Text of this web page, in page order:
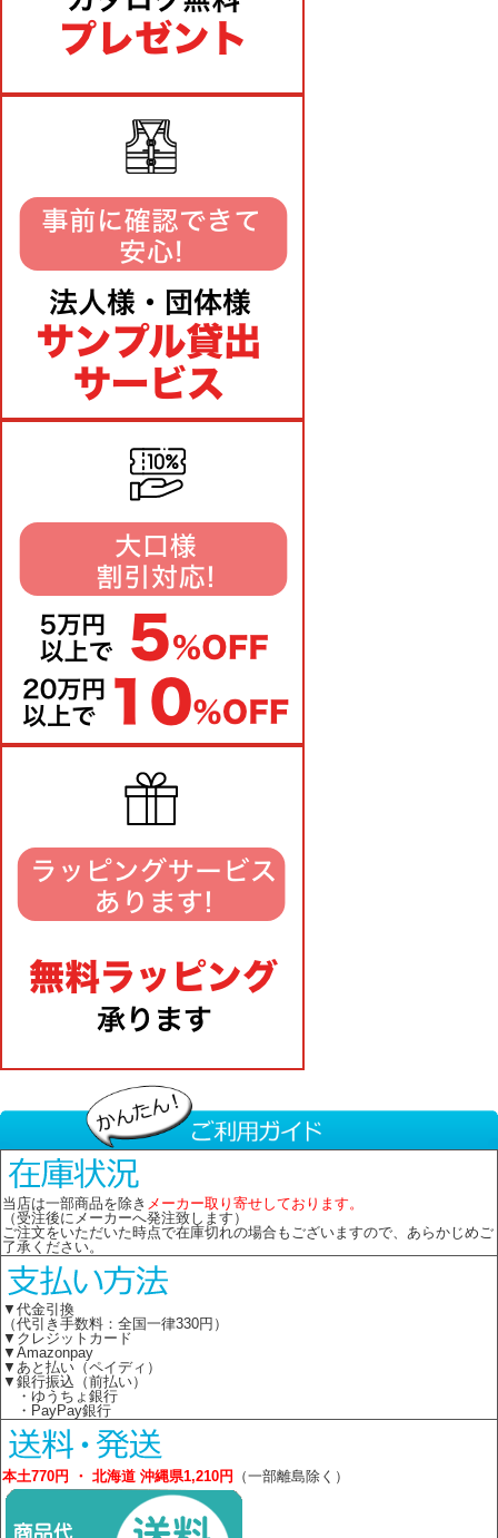
当店は一部商品を除き メーカー取り寄せしております。
（受注後にメーカーへ発注致します）
ご注文をいただいた時点で在庫切れの場合もございますので、あらかじめご
了承ください。
▼代金引換
（代引き手数料：全国一律330円）
▼クレジットカード
▼Amazonpay
▼あと払い（ペイディ）
▼銀行振込（前払い）
・ゆうちょ銀行
・PayPay銀行
本土770円 ・ 北海道 沖縄県1,210円 （一部離島除く）